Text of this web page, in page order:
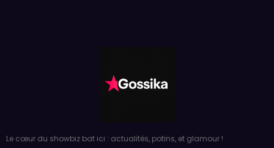
Le cœur du showbiz bat ici : actualités, potins, et glamour !